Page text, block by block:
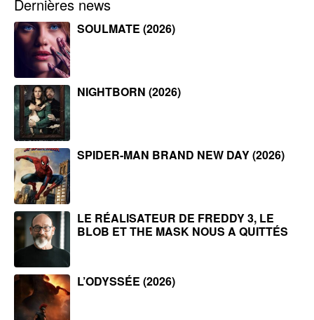
Dernières news
SOULMATE (2026)
NIGHTBORN (2026)
SPIDER-MAN BRAND NEW DAY (2026)
LE RÉALISATEUR DE FREDDY 3, LE
BLOB ET THE MASK NOUS A QUITTÉS
L’ODYSSÉE (2026)